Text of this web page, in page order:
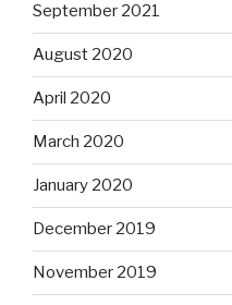
September 2021
August 2020
April 2020
March 2020
January 2020
December 2019
November 2019